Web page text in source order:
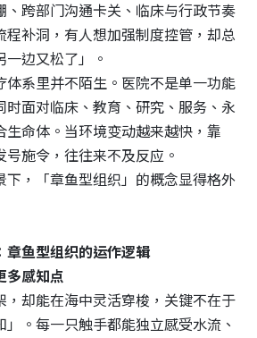
、跨部门沟通卡关、临床与行政节奏
程补洞，有人想加强制度控管，却总
边又松了」。
体系里并不陌生。医院不是单一功能
时面对临床、教育、研究、服务、永
生命体。当环境变动越来越快，靠
号施令，往往来不及反应。
下，「章鱼型组织」的概念显得格外
章鱼型组织的运作逻辑
多感知点
，却能在海中灵活穿梭，关键不在于
。每一只触手都能独立感受水流、